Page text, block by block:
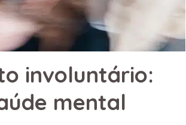
involuntário:
mental